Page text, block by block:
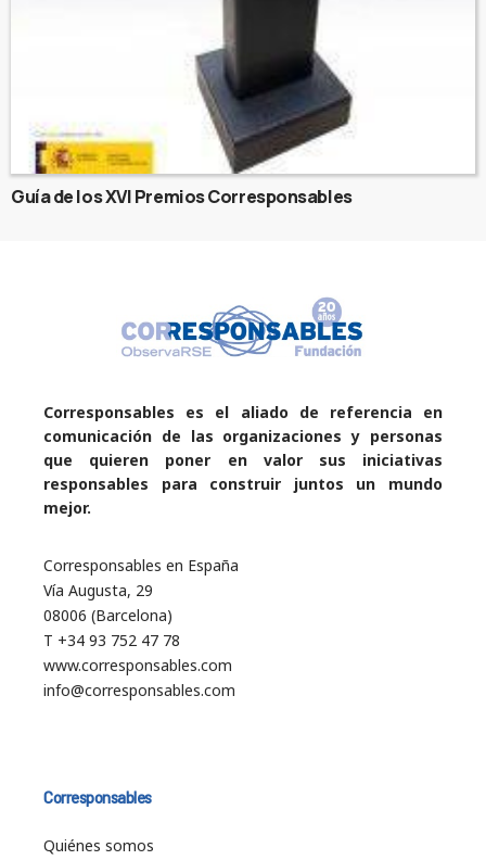
Guía de los XVI Premios Corresponsables
Corresponsables es el aliado de referencia en
comunicación de las organizaciones y personas
que quieren poner en valor sus iniciativas
responsables para construir juntos un mundo
mejor.
Corresponsables en España
Vía Augusta, 29
08006 (Barcelona)
T +34 93 752 47 78
www.corresponsables.com
info@corresponsables.com
Corresponsables
Quiénes somos